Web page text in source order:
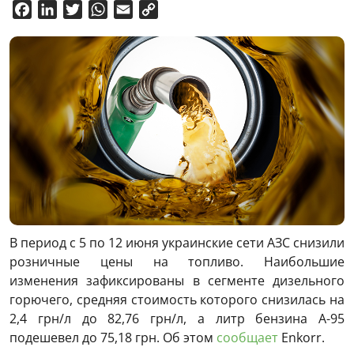
FacebookLinkedInTwitterWhatsApp
Email
В период с 5 по 12 июня украинские сети АЗС снизили
розничные цены на топливо. Наибольшие
изменения зафиксированы в сегменте дизельного
горючего, средняя стоимость которого снизилась на
2,4 грн/л до 82,76 грн/л, а литр бензина А-95
подешевел до 75,18 грн. Об этом сообщает Enkorr.